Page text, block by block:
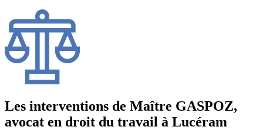
Les interventions de Maître GASPOZ,
avocat en droit du travail à Lucéram